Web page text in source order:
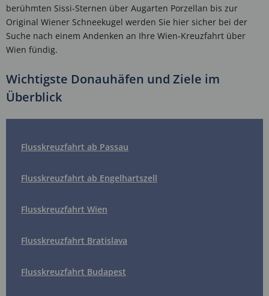
berühmten Sissi-Sternen über Augarten Porzellan bis zur
Original Wiener Schneekugel werden Sie hier sicher bei der
Suche nach einem Andenken an Ihre Wien-Kreuzfahrt über
Wien fündig.
Wichtigste Donauhäfen und Ziele im
Überblick
Flusskreuzfahrt ab Passau
Flusskreuzfahrt ab Engelhartszell
Flusskreuzfahrt Wien
Flusskreuzfahrt Bratislava
Flusskreuzfahrt Budapest